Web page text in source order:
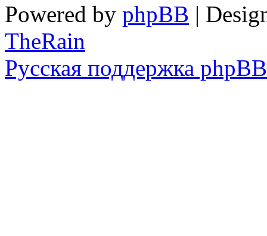
Powered by phpBB |
TheRain
Русская поддержка phpBB